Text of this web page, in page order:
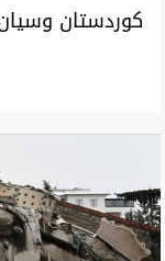
كوردستان